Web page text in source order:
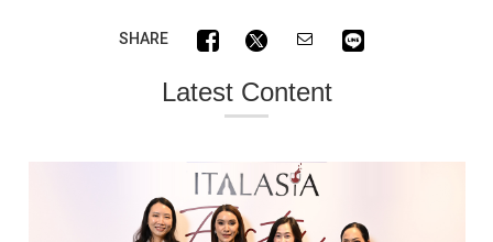
SHARE
Latest Content